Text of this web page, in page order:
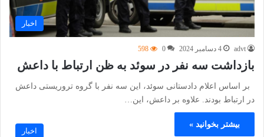
اخبار
advt 4 دسامبر 2024 0
598
بازداشت سه نفر در سوئد به ظن ارتباط با داعش
بر اساس اعلام دادستانی سوئد، این سه نفر با گروه تروریستی داعش
در ارتباط بودند. علاوه بر داعش، این…
بیشتر بخوانید »
اخبار